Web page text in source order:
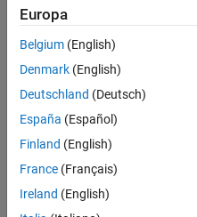
See Also
)sets a list of one or
for short period modes. This
requirement functions, if one
requirement functions
Input Arguments
expand all
Europa
Belgium (English)
Denmark (English)
Deutschland (Deutsch)
España (Español)
Finland (English)
France (Français)
Ireland (English)